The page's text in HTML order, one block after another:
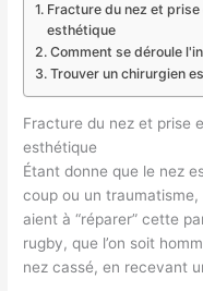
Fracture du nez et
esthétique
Comment se déroule
Trouver un chirurgien
Fracture du nez et prise
esthétique
Étant donne que le nez
coup ou un traumatisme,
aient à “réparer” cette
rugby, que l’on soit
nez cassé, en recevant